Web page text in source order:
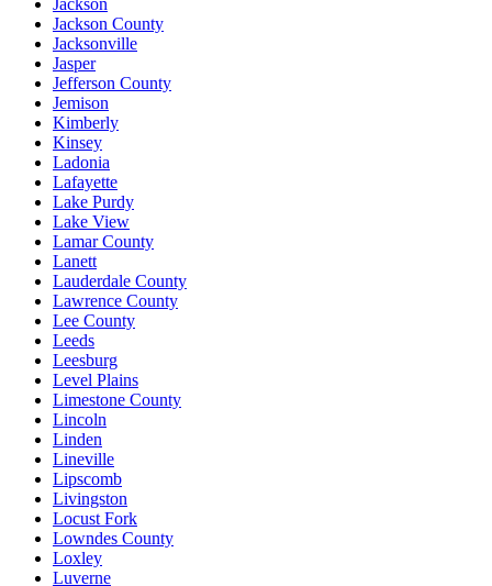
Jackson County
Jacksonville
Jasper
Jefferson County
Jemison
Kimberly
Kinsey
Ladonia
Lafayette
Lake Purdy
Lake View
Lamar County
Lanett
Lauderdale County
Lawrence County
Lee County
Leeds
Leesburg
Level Plains
Limestone County
Lincoln
Linden
Lineville
Lipscomb
Livingston
Locust Fork
Lowndes County
Loxley
Luverne